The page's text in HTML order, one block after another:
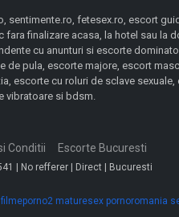
fetesex.ro, escort
finalizare acasa, la hotel sau la
cu anunturi si escorte
pula, escorte majore, escort
cu roluri de sclave
vibratoare si bdsm.
Conditii Escorte Bucuresti
| No refferer | Direct | Bucuresti
filmeporno2 maturesex pornoromania